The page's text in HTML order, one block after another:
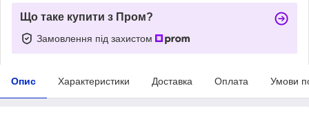
Що таке купити з Пром?
Замовлення під захистом
Опис Характеристики Доставка Оплата Умови